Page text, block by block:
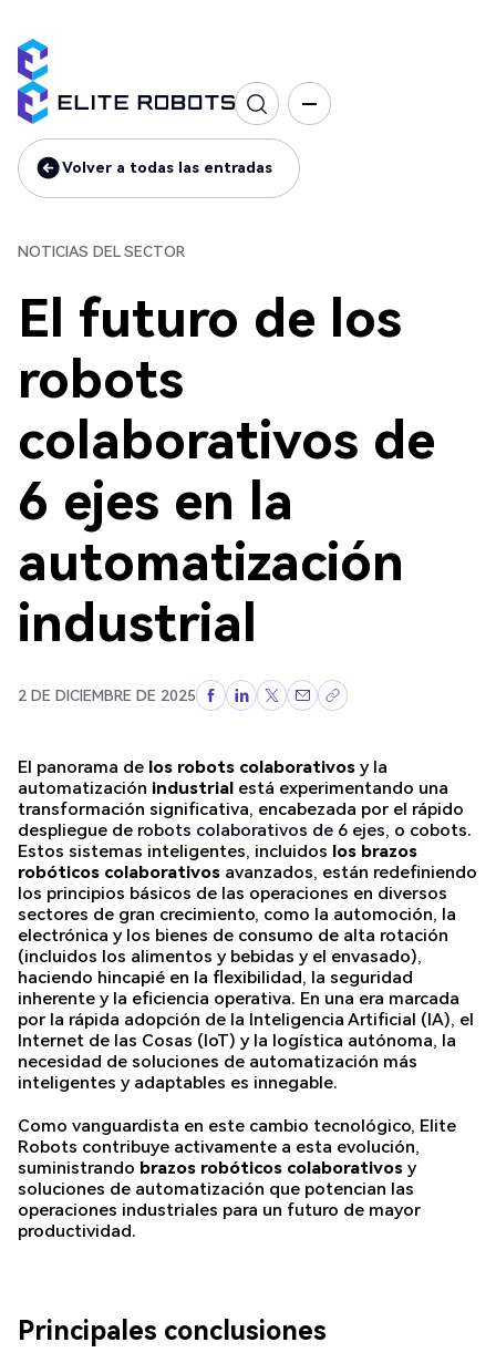
Volver a todas las entradas
Volver a todas las entradas
NOTICIAS DEL SECTOR
El futuro de los
robots
colaborativos de
6 ejes en la
automatización
industrial
2 DE DICIEMBRE DE 2025
El panorama de los robots colaborativosy la
automatización industrialestá experimentando una
transformación significativa, encabezada por el rápido
despliegue derobots colaborativos de 6 ejes, o cobots.
Estos sistemas inteligentes, incluidos los brazos
robóticos colaborativosavanzados, están redefiniendo
los principios básicos de las operaciones en diversos
sectores de gran crecimiento, como la automoción, la
electrónica y los bienes de consumo de alta rotación
(incluidos los alimentos y bebidas y el envasado),
haciendo hincapié en la flexibilidad, la seguridad
inherente y la eficiencia operativa. En una era marcada
por la rápida adopción de la Inteligencia Artificial (IA), el
Internet de las Cosas (IoT) y la logística autónoma, la
necesidad de soluciones de automatización más
inteligentes y adaptables es innegable.
Como vanguardista en este cambio tecnológico, Elite
Robots contribuye activamente a esta evolución,
suministrando brazos robóticos colaborativosy
soluciones de automatización que potencian las
operaciones industriales para un futuro de mayor
productividad.
Principales conclusiones